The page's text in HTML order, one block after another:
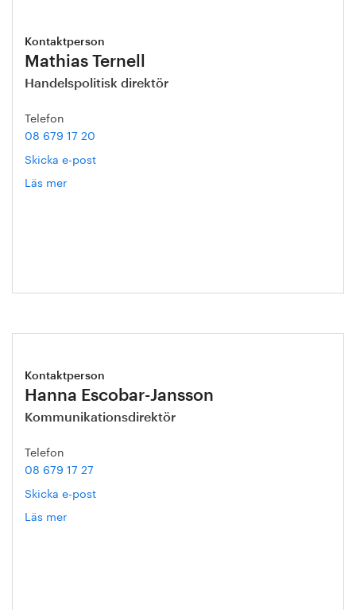
Kontaktperson
Mathias Ternell
Handelspolitisk direktör
Telefon
08 679 17 20
Skicka e-post
Läs mer
Kontaktperson
Hanna Escobar-Jansson
Kommunikationsdirektör
Telefon
08 679 17 27
Skicka e-post
Läs mer